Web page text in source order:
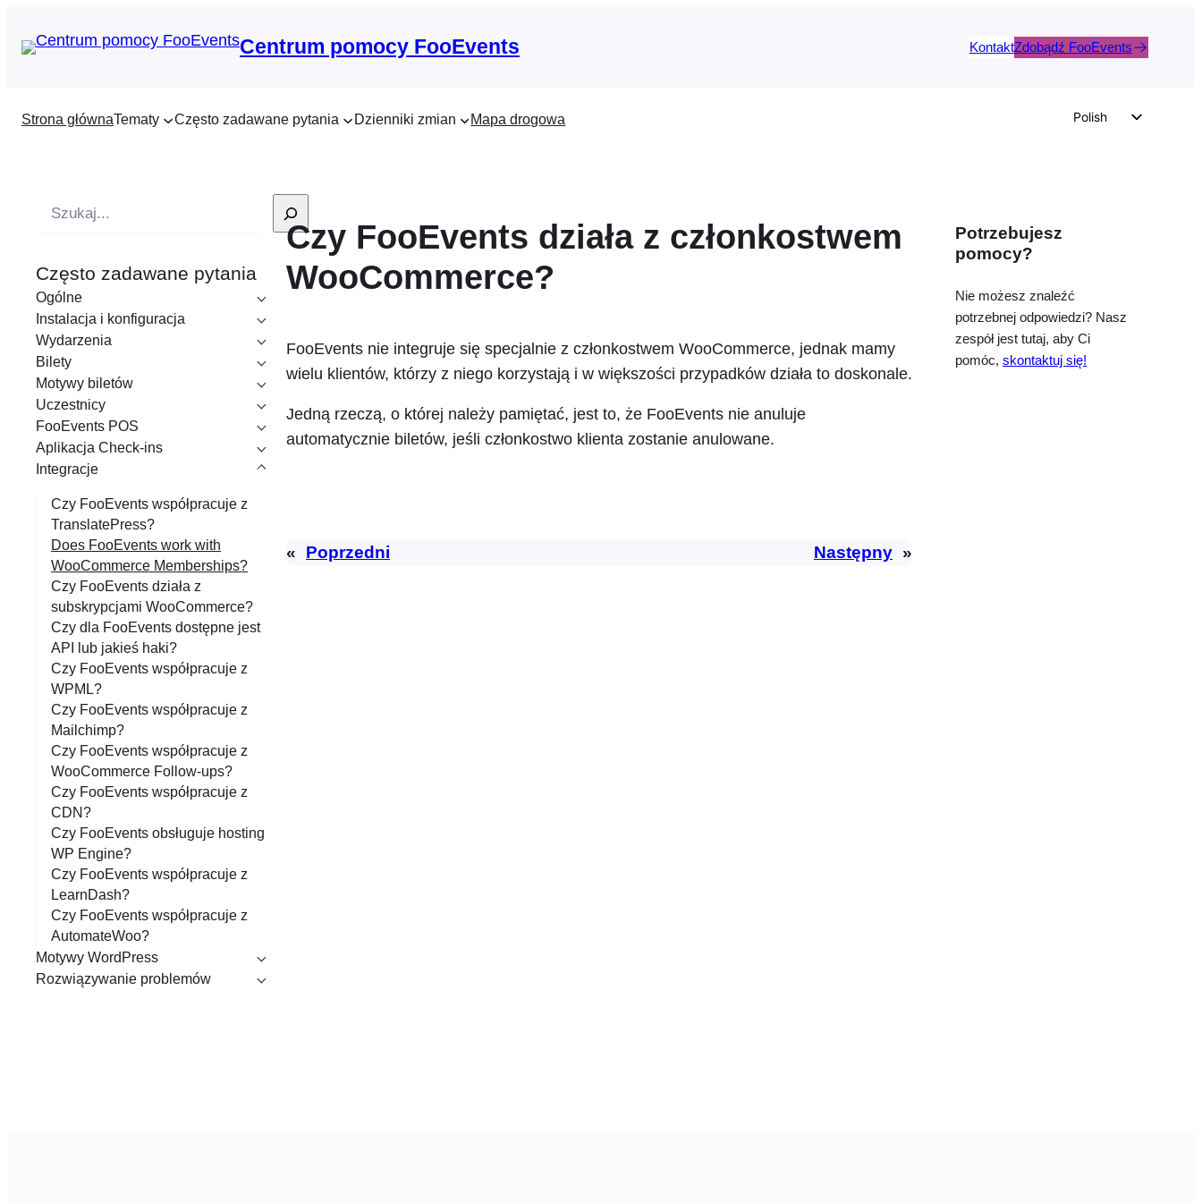
Centrum pomocy FooEvents KontaktZdobądź FooEvents
Strona głównaTematy Często zadawane pytania Dzienniki zmian Mapa drogowa
Polish
Portuguese
French
Czech
z
u
k
i
w
a
n
i
Często zadawane pytania
Ogólne
Instalacja i konfiguracja
Wydarzenia
Bilety
Motywy biletów
Uczestnicy
FooEvents POS
Aplikacja Check-ins
Integracje
Czy FooEvents współpracuje z
TranslatePress?
Does FooEvents work with
WooCommerce Memberships?
Czy FooEvents działa z
subskrypcjami WooCommerce?
Czy dla FooEvents dostępne jest
API lub jakieś haki?
Czy FooEvents współpracuje z
WPML?
Czy FooEvents współpracuje z
Mailchimp?
Czy FooEvents współpracuje z
WooCommerce Follow-ups?
Czy FooEvents współpracuje z
CDN?
Czy FooEvents obsługuje hosting
WP Engine?
Czy FooEvents współpracuje z
LearnDash?
Czy FooEvents współpracuje z
AutomateWoo?
Motywy WordPress
Rozwiązywanie problemów
Czy FooEvents działa z członkostwem
WooCommerce?
FooEvents nie integruje się specjalnie z członkostwem WooCommerce, jednak mamy
wielu klientów, którzy z niego korzystają i w większości przypadków działa to doskonale.
Jedną rzeczą, o której należy pamiętać, jest to, że FooEvents nie anuluje
automatycznie biletów, jeśli członkostwo klienta zostanie anulowane.
« Poprzedni Następny »
Potrzebujesz
pomocy?
Nie możesz znaleźć
potrzebnej odpowiedzi? Nasz
zespół jest tutaj, aby Ci
pomóc, skontaktuj się!